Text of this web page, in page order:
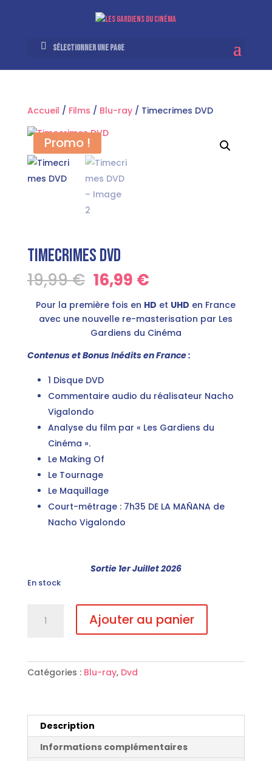
Sélectionner une page
Accueil / Films / Blu-ray/ Timecrimes DVD
Promo !
Timecrimes DVD
19,99€ Le
prix
initial
était :
19,99 €.
16,99 €Le
actuel
est :
16,99 €.
Pour la première fois en HD et UHD en France
avec une nouvelle re-masterisation par Les
Gardiens du Cinéma
Contenus et Bonus Inédits en France :
1 Disque DVD
Commentaire audio du réalisateur Nacho
Vigalondo
Analyse du film par « Les Gardiens du
Cinéma ».
Le Making Of
Le Tournage
Le Maquillage
Court-métrage : 7h35 DE LA MAÑANA de
Nacho Vigalondo
Sortie 1er Juillet 2026
En stock
Timecrimes
Ajouter au panier
Catégories : Blu-ray, Dvd
Description
Informations complémentaires